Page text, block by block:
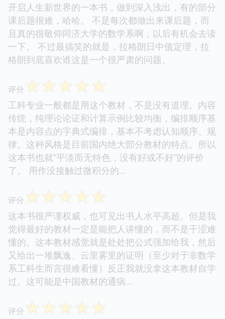
开启人生新世界的一本书，做到深入浅出，有的部分
课后题很难，哈哈。 不是每次都做出来课后题，而
且真的很敬仰同济大学的数学系啊，以后有机会去读
一下。 不过最搞笑的就是，拉格朗日中值定理，拉
格朗到底喜欢谁这是一个很严肃的问题。
评分 ☆☆☆☆☆
工科专业一般都是用这个教材，不是没有道理。内容
传统，纯理论论证和计算示例比较均衡，编排顺序基
本是内容点的字典式编排，基本不考虑认知顺序、规
律。这种风格是目前国内绝大部分教材的特点。所以
这本书也就“平淡而无特色，没有好或不好”的评价
了。 用作没接触过微积分的...
评分 ☆☆☆☆☆
这本书很严谨权威，也可见出书人水平高超。但是我
觉得最好的教材一定是能把人讲懂的，而不是干涩难
懂的。这本教材感觉就是处处把公式强加给我，然后
又给出一堆飘逸、云里雾里的证明（至少对于非数学
系工科生而言很难看懂）反正我就没拿这本教材自学
过。这可能是中国教材的通病...
评分 ☆☆☆☆☆